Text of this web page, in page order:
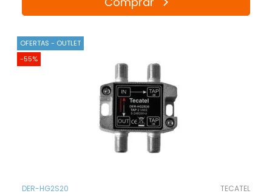
OFERTAS - OUTLET
-55%
DER-HG2S20 TECATEL